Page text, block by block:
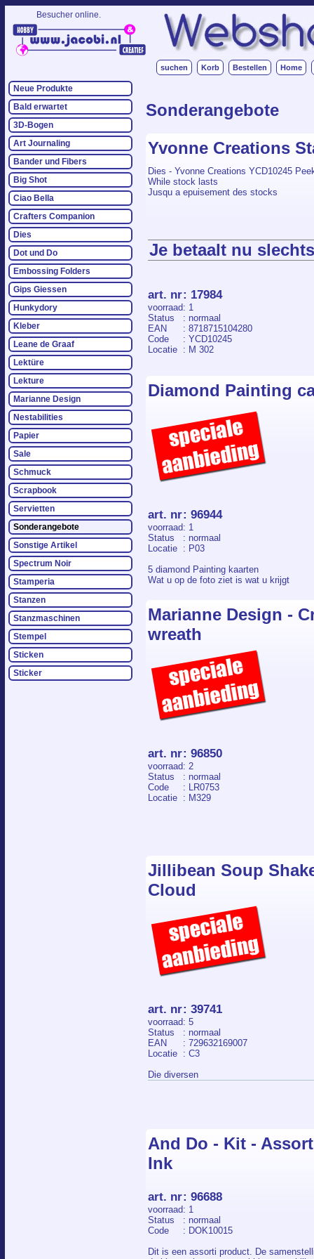
Besucher online.
suchen Korb Bestellen Home
Neue Produkte
Bald erwartet
3D-Bogen
Art Journaling
Bander und Fibers
Big Shot
Ciao Bella
Crafters Companion
Dies
Dot und Do
Embossing Folders
Gips Giessen
Hunkydory
Kleber
Leane de Graaf
Lektüre
Lekture
Marianne Design
Nestabilities
Papier
Sale
Schmuck
Scrapbook
Servietten
Sonderangebote
Sonstige Artikel
Spectrum Noir
Stamperia
Stanzen
Stanzmaschinen
Stempel
Sticken
Sticker
Sonderangebote
Yvonne Creations
Dies - Yvonne Creations YCD10245
While stock lasts
Jusqu a epuisement des stocks
Je betaalt nu
art. nr: 17984
voorraad: 1
Status
: normaal
EAN
: 8718715104280
Code
: YCD10245
Locatie
: M 302
Diamond Painting
art. nr: 96944
voorraad: 1
Status
: normaal
Locatie
: P03
5 diamond Painting kaarten
Wat u op de foto ziet is wat u krijgt
Marianne Design -
wreath
art. nr: 96850
voorraad: 2
Status
: normaal
Code
: LR0753
Locatie
: M329
Jillibean Soup
Cloud
art. nr: 39741
voorraad: 5
Status
: normaal
EAN
: 729632169007
Locatie
: C3
Die diversen
And Do - Kit -
Ink
art. nr: 96688
voorraad: 1
Status
: normaal
Code
: DOK10015
Dit is een assorti product. De